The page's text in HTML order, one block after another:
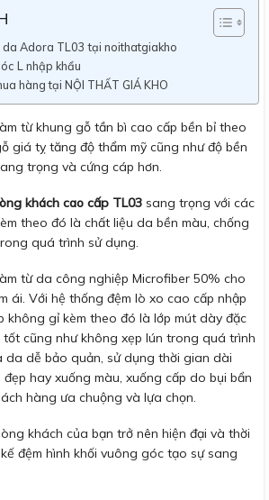
da Adora TL03 tại noithatgiakho
L nhập khẩu
hàng tại NỘI THẤT GIÁ KHO
từ khung gỗ tần bì cao cấp bền bỉ theo
giá tỵ tăng độ thẩm mỹ cũng như độ bền
trọng và cứng cáp hơn.
khách cao cấp TL03 sang trọng với các
theo đó là chất liệu da bền màu, chống
quá trình sử dụng.
từ da công nghiệp Microfiber 50% cho
ái. Với hệ thống đệm lò xo cao cấp nhập
không gỉ kèm theo đó là lớp mút dày đặc
cũng như không xẹp lún trong quá trình
da dễ bảo quản, sử dụng thời gian dài
hay xuống màu, xuống cấp do bụi bẩn
hàng ưa chuộng và lựa chọn.
khách của bạn trở nên hiện đại và thời
đệm hình khối vuông góc tạo sự sang